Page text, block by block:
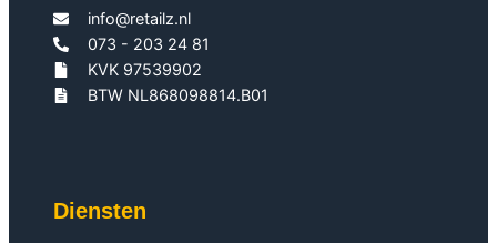
info@retailz.nl
073 - 203 24 81
KVK 97539902
BTW NL868098814.B01
Diensten